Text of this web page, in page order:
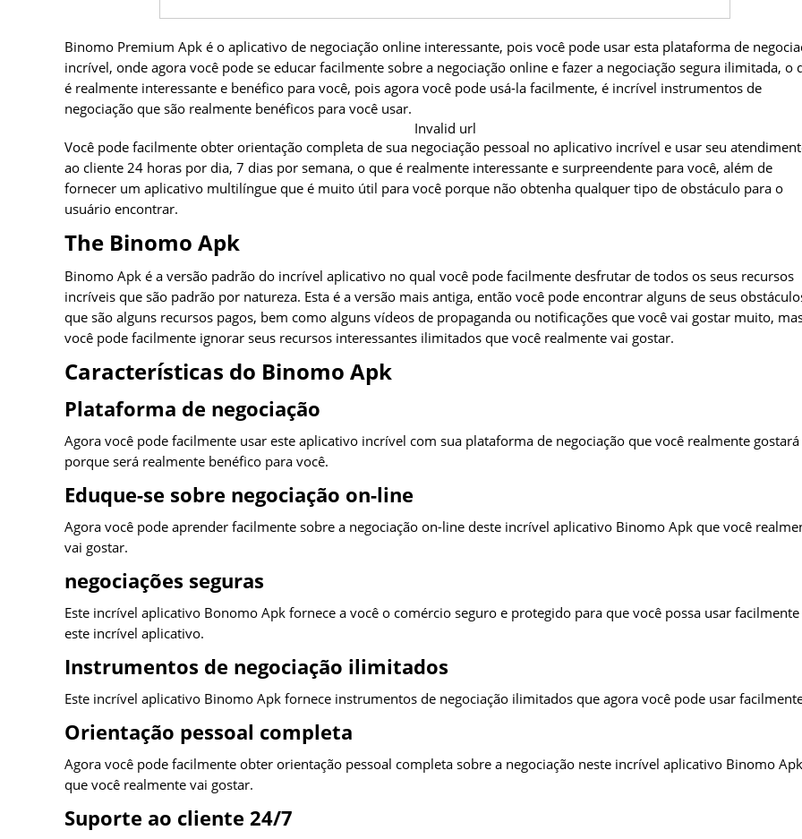
Binomo Premium Apk é o aplicativo de negociação online interessante, pois você pode usar esta plataforma de
incrível, onde agora você pode se educar facilmente sobre a negociação online e fazer a negociação segura ilimitada, o
é realmente interessante e benéfico para você, pois agora você pode usá-la facilmente, é incrível instrumentos de
negociação que são realmente benéficos para você usar.
Invalid url
Você pode facilmente obter orientação completa de sua negociação pessoal no aplicativo incrível e usar seu
ao cliente 24 horas por dia, 7 dias por semana, o que é realmente interessante e surpreendente para você, além de
fornecer um aplicativo multilíngue que é muito útil para você porque não obtenha qualquer tipo de obstáculo para o
usuário encontrar.
The Binomo Apk
Binomo Apk é a versão padrão do incrível aplicativo no qual você pode facilmente desfrutar de todos os seus recursos
incríveis que são padrão por natureza. Esta é a versão mais antiga, então você pode encontrar alguns de seus
que são alguns recursos pagos, bem como alguns vídeos de propaganda ou notificações que você vai gostar muito,
você pode facilmente ignorar seus recursos interessantes ilimitados que você realmente vai gostar.
Características do Binomo Apk
Plataforma de negociação
Agora você pode facilmente usar este aplicativo incrível com sua plataforma de negociação que você realmente gostará
porque será realmente benéfico para você.
Eduque-se sobre negociação on-line
Agora você pode aprender facilmente sobre a negociação on-line deste incrível aplicativo Binomo Apk que você
vai gostar.
negociações seguras
Este incrível aplicativo Bonomo Apk fornece a você o comércio seguro e protegido para que você possa usar facilmente
este incrível aplicativo.
Instrumentos de negociação ilimitados
Este incrível aplicativo Binomo Apk fornece instrumentos de negociação ilimitados que agora você pode usar
Orientação pessoal completa
Agora você pode facilmente obter orientação pessoal completa sobre a negociação neste incrível aplicativo Binomo Apk
que você realmente vai gostar.
Suporte ao cliente 24/7